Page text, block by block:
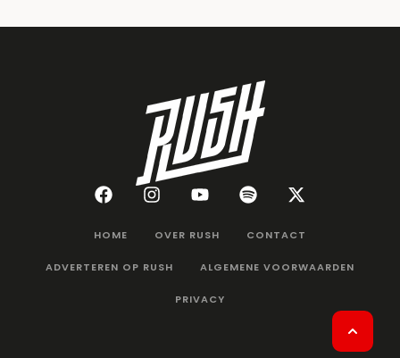
HOME OVER RUSH CONTACT
ADVERTEREN OP RUSH ALGEMENE VOORWAARDEN
PRIVACY